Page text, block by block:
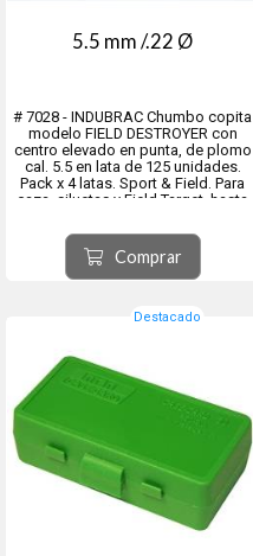
5.5 mm /.22 Ø
# 7028 - INDUBRAC Chumbo copita
modelo FIELD DESTROYER con
centro elevado en punta, de plomo
cal. 5.5 en lata de 125 unidades.
Pack x 4 latas. Sport & Field. Para
caza, siluetas y Field Target, hasta
Expansión. Diametro real 5.50 mm.
- Peso del proyectil 16.66 grain...
Comprar
Destacado